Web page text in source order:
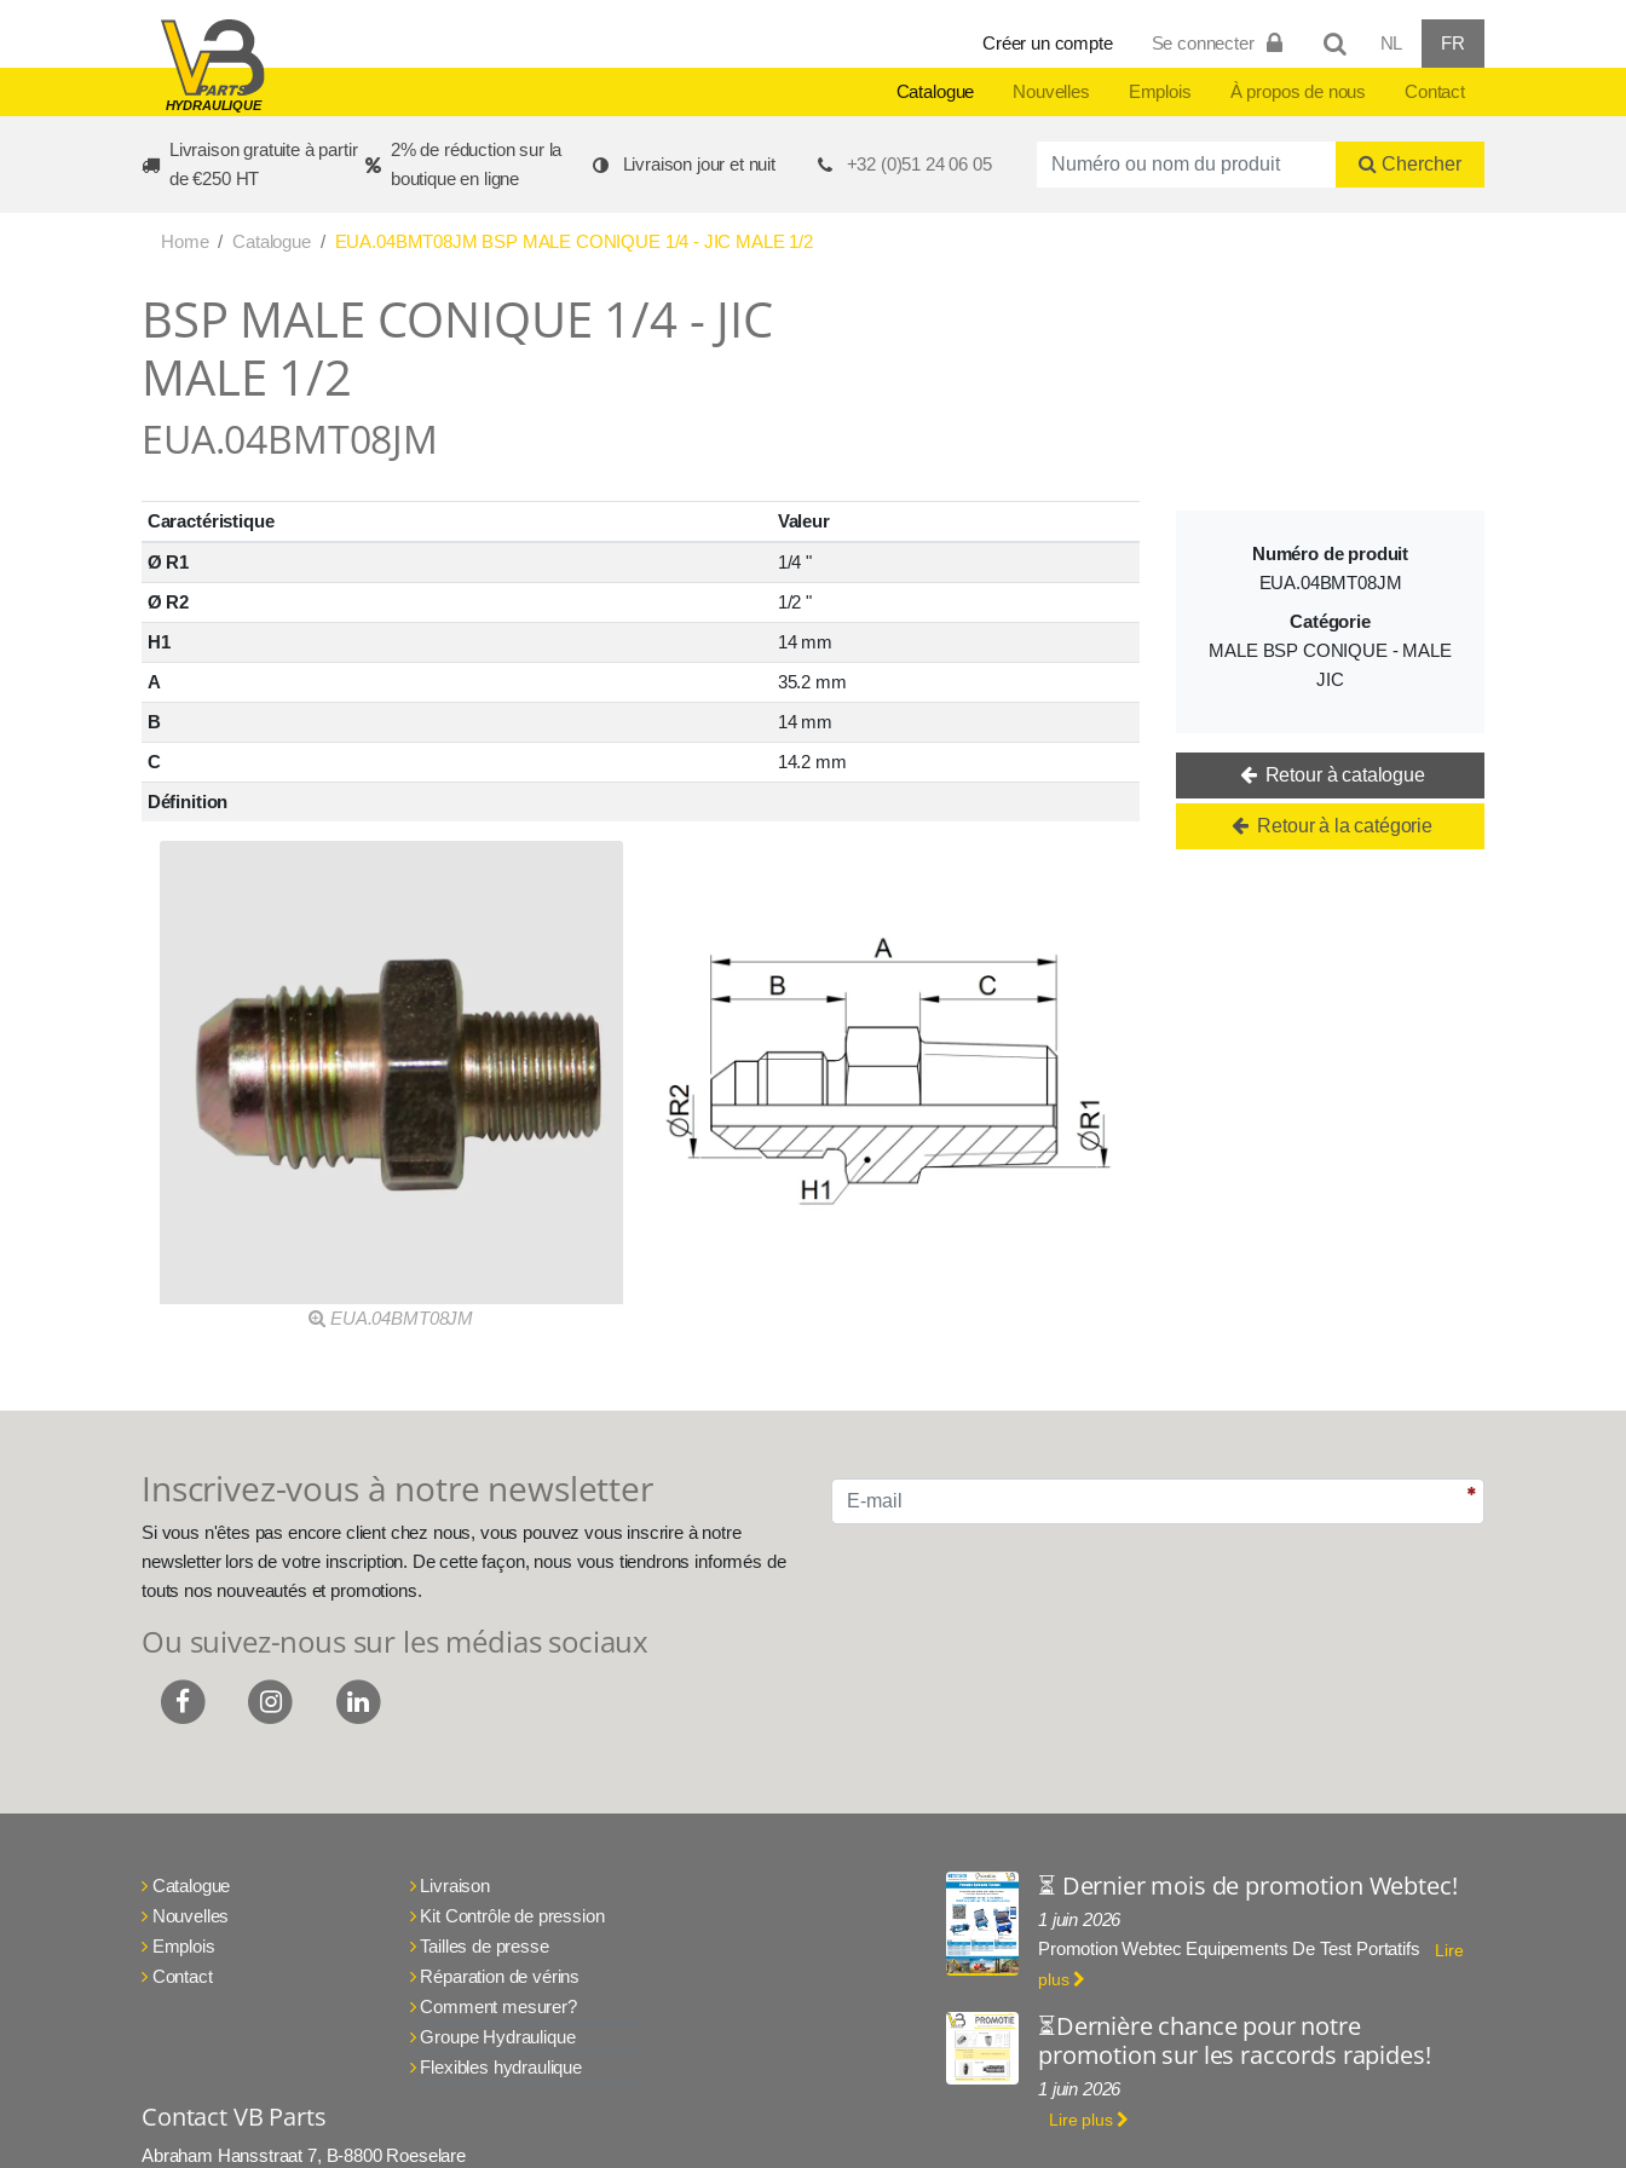
HYDRAULIQUE
Créer un compte Se connecter NL FR
Catalogue Nouvelles Emplois À propos de nous Contact
Livraison gratuite à partir
de €250 HT
2% de réduction sur la
boutique en ligne
Livraison jour et nuit +32 (0)51 24 06 05 Productnummer of naam Chercher
Home Catalogue EUA.04BMT08JM BSP MALE CONIQUE 1/4 - JIC MALE 1/2
BSP MALE CONIQUE 1/4 - JIC
MALE 1/2
EUA.04BMT08JM
Caractéristique
Valeur
Ø R1
1/4 "
Ø R2
1/2 "
H1
14 mm
A
35.2 mm
B
14 mm
C
14.2 mm
Définition
EUA.04BMT08JM
Numéro de produit
EUA.04BMT08JM
Catégorie
MALE BSP CONIQUE - MALE
JIC
Retour à catalogue
Retour à la catégorie
Inscrivez-vous à notre newsletter
Si vous n'êtes pas encore client chez nous, vous pouvez vous inscrire à notre
newsletter lors de votre inscription. De cette façon, nous vous tiendrons informés de
touts nos nouveautés et promotions.
Ou suivez-nous sur les médias sociaux
Catalogue
Nouvelles
Emplois
Contact
Livraison
Kit Contrôle de pression
Tailles de presse
Réparation de vérins
Comment mesurer?
Groupe Hydraulique
Flexibles hydraulique
Contact VB Parts
Abraham Hansstraat 7, B-8800 Roeselare
⏳ Dernier mois de promotion Webtec!
1 juin 2026
Promotion Webtec Equipements De Test Portatifs
Lire
plus
⏳Dernière chance pour notre
promotion sur les raccords rapides!
1 juin 2026
Lire plus